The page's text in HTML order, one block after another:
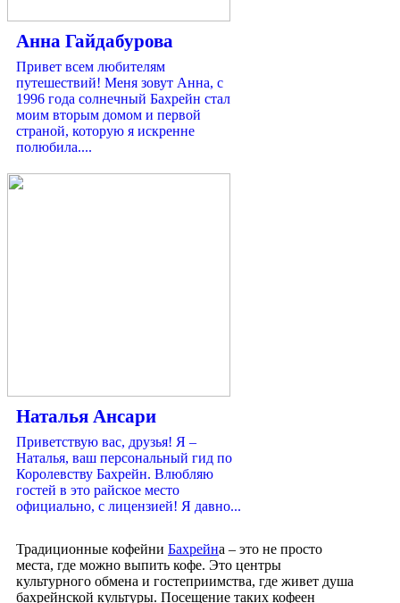
Традиционные кофейни Бахрейна – это не просто
места, где можно выпить кофе. Это центры
культурного обмена и гостеприимства, где живет душа
бахрейнской культуры. Посещение таких кофеен
Анна Гайдабурова
Привет всем любителям
путешествий! Меня зовут Анна, с
1996 года солнечный Бахрейн стал
моим вторым домом и первой
страной, которую я искренне
полюбила....
Наталья Ансари
Приветствую вас, друзья! Я –
Наталья, ваш персональный гид по
Королевству Бахрейн. Влюбляю
гостей в это райское место
официально, с лицензией! Я давно...